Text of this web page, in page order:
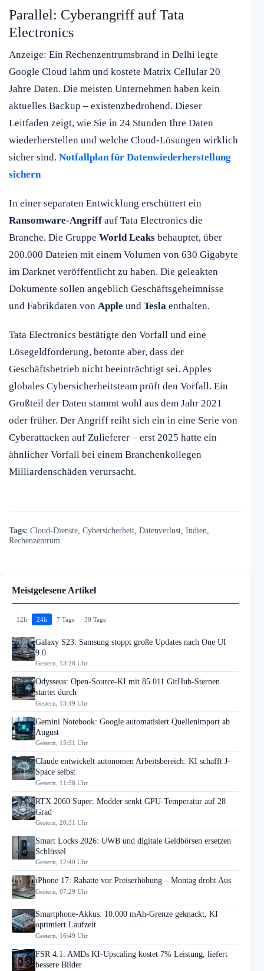
Parallel: Cyberangriff auf Tata
Electronics
Anzeige: Ein Rechenzentrumsbrand in Delhi legte
Google Cloud lahm und kostete Matrix Cellular 20
Jahre Daten. Die meisten Unternehmen haben kein
aktuelles Backup – existenzbedrohend. Dieser
Leitfaden zeigt, wie Sie in 24 Stunden Ihre Daten
wiederherstellen und welche Cloud-Lösungen wirklich
sicher sind. Notfallplan für Datenwiederherstellung
sichern
In einer separaten Entwicklung erschüttert ein
Ransomware-Angriff auf Tata Electronics die
Branche. Die Gruppe World Leaks behauptet, über
200.000 Dateien mit einem Volumen von 630 Gigabyte
im Darknet veröffentlicht zu haben. Die geleakten
Dokumente sollen angeblich Geschäftsgeheimnisse
und Fabrikdaten von Apple und Tesla enthalten.
Tata Electronics bestätigte den Vorfall und eine
Lösegeldforderung, betonte aber, dass der
Geschäftsbetrieb nicht beeinträchtigt sei. Apples
globales Cybersicherheitsteam prüft den Vorfall. Ein
Großteil der Daten stammt wohl aus dem Jahr 2021
oder früher. Der Angriff reiht sich ein in eine Serie von
Cyberattacken auf Zulieferer – erst 2025 hatte ein
ähnlicher Vorfall bei einem Branchenkollegen
Milliardenschäden verursacht.
Tags: Cloud-Dienste Cybersicherheit Datenverlust Indien
Rechenzentrum
Meistgelesene Artikel
12h 24h 7 Tage 30 Tage
Galaxy S23: Samsung stoppt große Updates nach One UI
9.0
Gestern, 13:28 Uhr
Odysseus: Open-Source-KI mit 85.011 GitHub-Sternen
startet durch
Gestern, 13:49 Uhr
Gemini Notebook: Google automatisiert Quellenimport ab
August
Gestern, 15:31 Uhr
Claude entwickelt autonomen Arbeitsbereich: KI schafft J-
Space selbst
Gestern, 11:58 Uhr
RTX 2060 Super: Modder senkt GPU-Temperatur auf 28
Grad
Gestern, 20:31 Uhr
Smart Locks 2026: UWB und digitale Geldbörsen ersetzen
Schlüssel
Gestern, 12:40 Uhr
iPhone 17: Rabatte vor Preiserhöhung – Montag droht Aus
Gestern, 07:29 Uhr
Smartphone-Akkus: 10.000 mAh-Grenze geknackt, KI
optimiert Laufzeit
Gestern, 16:49 Uhr
FSR 4.1: AMDs KI-Upscaling kostet 7% Leistung, liefert
bessere Bilder